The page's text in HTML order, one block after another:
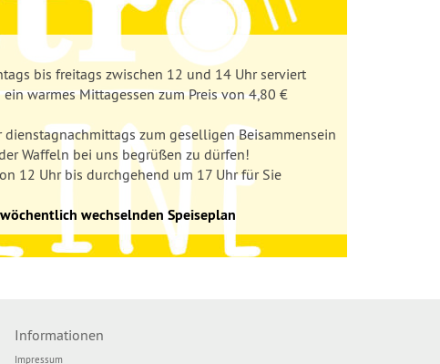
Das Kochbuch aus der Pauline
bis freitags zwischen 12 und 14 Uhr serviert
warmes Mittagessen zum Preis von 4,80 €
dienstagnachmittags zum geselligen Beisammensein
Waffeln bei uns begrüßen zu dürfen!
12 Uhr bis durchgehend um 17 Uhr für Sie
wechselnden Speiseplan
im Tabalugahaus
Kunigunde und Schwester Agathe
und das ist gut so!
Sie hier!
(PDF) zum Download
Extrablatt (PDF) zum Download
finden Siehier.
Arbeit!
hier!
Informationen
Impressum